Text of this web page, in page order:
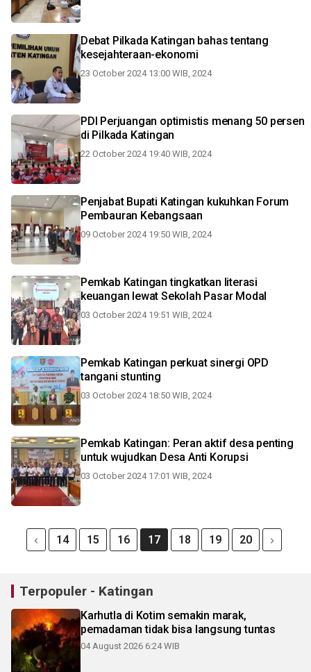
Debat Pilkada Katingan bahas tentang
kesejahteraan-ekonomi
23 October 2024 13:00 WIB, 2024
PDI Perjuangan optimistis menang 50 persen
di Pilkada Katingan
22 October 2024 19:40 WIB, 2024
Penjabat Bupati Katingan kukuhkan Forum
Pembauran Kebangsaan
09 October 2024 19:50 WIB, 2024
Pemkab Katingan tingkatkan literasi
keuangan lewat Sekolah Pasar Modal
03 October 2024 19:51 WIB, 2024
Pemkab Katingan perkuat sinergi OPD
tangani stunting
03 October 2024 18:50 WIB, 2024
Pemkab Katingan: Peran aktif desa penting
untuk wujudkan Desa Anti Korupsi
03 October 2024 17:01 WIB, 2024
14 15 16 17 18 19 20
Terpopuler - Katingan
Karhutla di Kotim semakin marak,
pemadaman tidak bisa langsung tuntas
04 August 2026 6:24 WIB